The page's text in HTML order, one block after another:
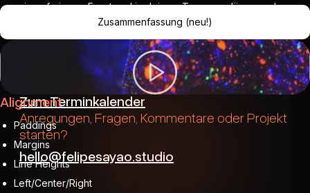
Zusammenfassung (neu!)
Alignment
Paddings
Margins
Line Heights
Left/center/right
sie auf eigene Faust und in deinem Tempo zu lösen und
wir können das gemeinsam beim1:1. Beratungsgespräch
Zu den Figma Designs
Buche dir jetzt deinen 1:1 kostenlosen Strategy
Zum Terminkalender
Anregungen, Fragen, Kommentare oder Projekt
starten?
hello@felipesayao.studio